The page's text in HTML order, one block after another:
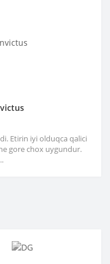
Etirin iyi olduqca qalici
gore chox uygundur.